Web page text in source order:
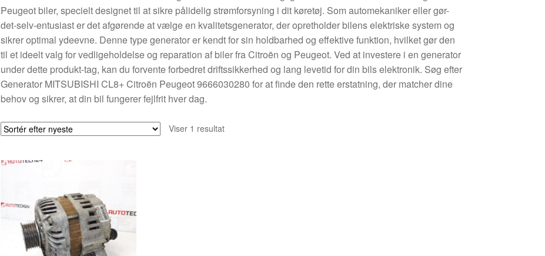
Peugeot biler, specielt designet til at sikre pålidelig strømforsyning i dit køretøj. Som automekaniker eller gør-
det-selv-entusiast er det afgørende at vælge en kvalitetsgenerator, der opretholder bilens elektriske system og
sikrer optimal ydeevne. Denne type generator er kendt for sin holdbarhed og effektive funktion, hvilket gør den
til et ideelt valg for vedligeholdelse og reparation af biler fra Citroën og Peugeot. Ved at investere i en generator
under dette produkt-tag, kan du forvente forbedret driftssikkerhed og lang levetid for din bils elektronik. Søg efter
Generator MITSUBISHI CL8+ Citroën Peugeot 9666030280 for at finde den rette erstatning, der matcher dine
behov og sikrer, at din bil fungerer fejlfrit hver dag.
Viser 1 resultat